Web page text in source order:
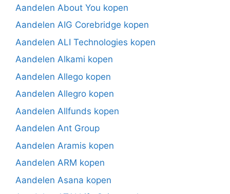
Aandelen About You kopen
Aandelen AIG Corebridge kopen
Aandelen ALI Technologies kopen
Aandelen Alkami kopen
Aandelen Allego kopen
Aandelen Allegro kopen
Aandelen Allfunds kopen
Aandelen Ant Group
Aandelen Aramis kopen
Aandelen ARM kopen
Aandelen Asana kopen